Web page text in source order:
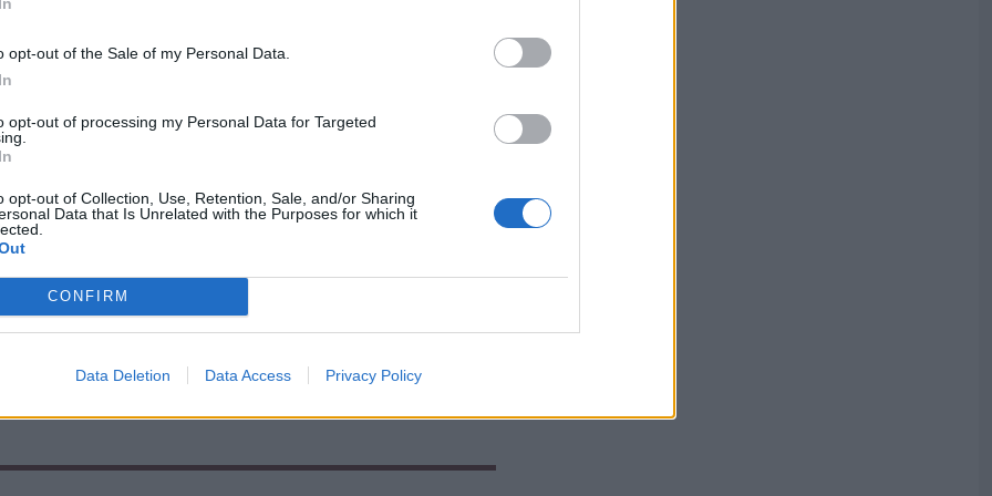
opt-out of the Sale of my Personal Data.
opt-out of processing my Personal Data for Targeted
opt-out of Collection, Use, Retention, Sale, and/or Sharing
Data that Is Unrelated with the Purposes for which it
CONFIRM
Data Deletion Data Access Privacy Policy
tíz napon belül
új kormány.
estig elkészül a kormányprogram első